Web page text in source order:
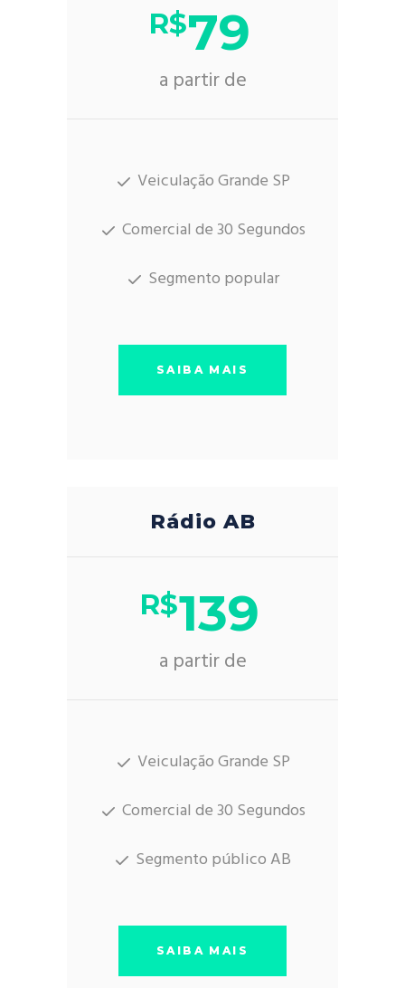
R$79
a partir de
Veiculação Grande SP
Comercial de 30 Segundos
Segmento popular
SAIBA MAIS
Rádio AB
R$139
a partir de
Veiculação Grande SP
Comercial de 30 Segundos
Segmento público AB
SAIBA MAIS